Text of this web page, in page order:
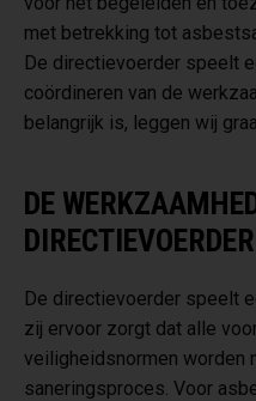
met betrekking tot
De directievoerder speelt
coördineren van de
belangrijk is, leggen wij
DE
DIRECTIEVOERDER
De directievoerder speelt
zij ervoor zorgt dat alle
veiligheidsnormen worden
saneringsproces. Voor